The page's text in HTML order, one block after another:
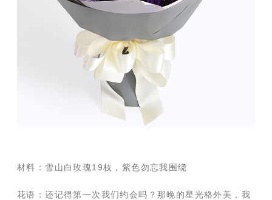
材料：雪山白玫瑰19枝，紫色勿忘我围绕
花语：还记得第一次我们约会吗？那晚的星光格外美，我